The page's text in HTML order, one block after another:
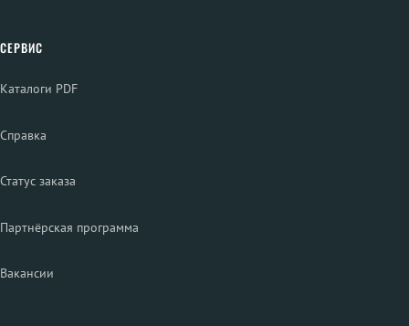
СЕРВИС
Каталоги PDF
Справка
Статус заказа
Партнёрская программа
Вакансии